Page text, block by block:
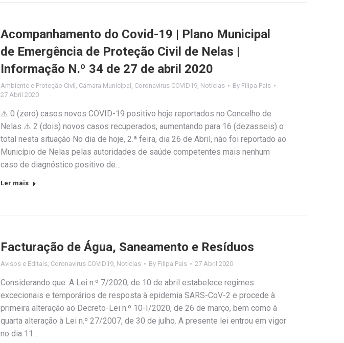
Acompanhamento do Covid-19 | Plano Municipal
de Emergência de Proteção Civil de Nelas |
Informação N.º 34 de 27 de abril 2020
Ambiente e Proteção Civil , Câmara Municipal , Coronavirus COVID19, Notícias By Filipa Pais
27 Abril 2020
⚠️ 0 (zero) casos novos COVID-19 positivo hoje reportados no Concelho de
Nelas ⚠️ 2 (dois) novos casos recuperados, aumentando para 16 (dezasseis) o
total nesta situação No dia de hoje, 2.ª feira, dia 26 de Abril, não foi reportado ao
Município de Nelas pelas autoridades de saúde competentes mais nenhum
caso de diagnóstico positivo de…
Ler mais
Facturação de Água, Saneamento e Resíduos
Avisos e Editais Coronavirus COVID19 Notícias By Filipa Pais 27 Abril 2020
Considerando que: A Lei n.º 7/2020, de 10 de abril estabelece regimes
excecionais e temporários de resposta à epidemia SARS-CoV-2 e procede à
primeira alteração ao Decreto-Lei n.º 10-I/2020, de 26 de março, bem como à
quarta alteração à Lei n.º 27/2007, de 30 de julho. A presente lei entrou em vigor
no dia 11…